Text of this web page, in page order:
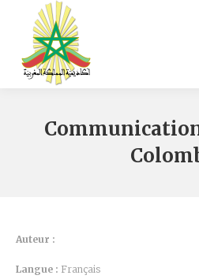
Auteur :
Langue : Français